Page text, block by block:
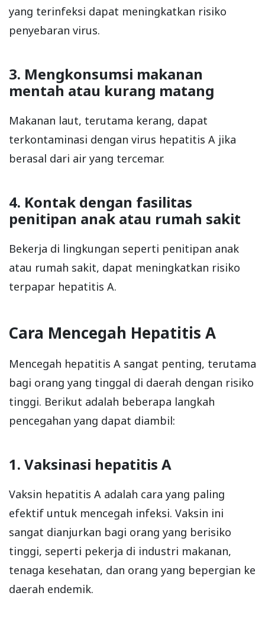
yang terinfeksi dapat meningkatkan risiko
penyebaran virus.
3. Mengkonsumsi makanan
mentah atau kurang matang
Makanan laut, terutama kerang, dapat
terkontaminasi dengan virus hepatitis A jika
berasal dari air yang tercemar.
4. Kontak dengan fasilitas
penitipan anak atau rumah sakit
Bekerja di lingkungan seperti penitipan anak
atau rumah sakit, dapat meningkatkan risiko
terpapar hepatitis A.
Cara Mencegah Hepatitis A
Mencegah hepatitis A sangat penting, terutama
bagi orang yang tinggal di daerah dengan risiko
tinggi. Berikut adalah beberapa langkah
pencegahan yang dapat diambil:
1. Vaksinasi hepatitis A
Vaksin hepatitis A adalah cara yang paling
efektif untuk mencegah infeksi. Vaksin ini
sangat dianjurkan bagi orang yang berisiko
tinggi, seperti pekerja di industri makanan,
tenaga kesehatan, dan orang yang bepergian ke
daerah endemik.